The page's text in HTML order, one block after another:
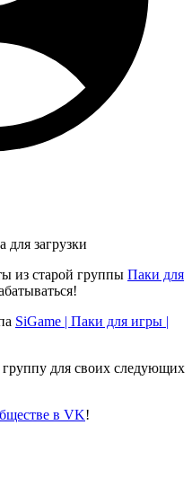
загрузки
из старой группы Паки для
SiGame | Паки для игры |
для своих следующих
в VK!